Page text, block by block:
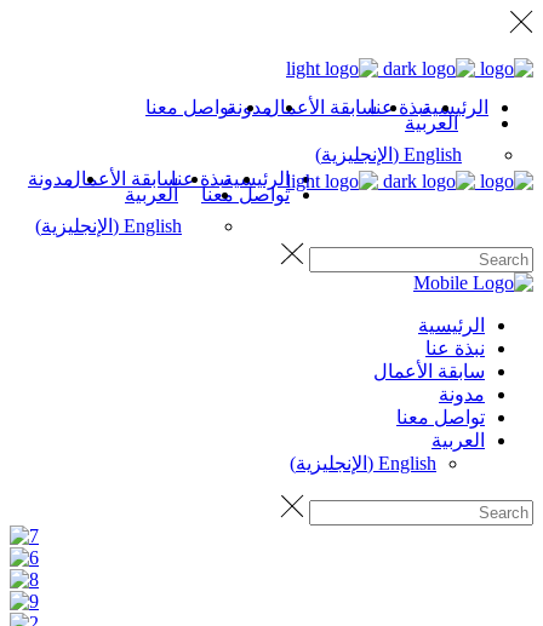
الرئيسيةنبذة عناسابقة الأعمالمدونةتواصل معنا
العربية
English
( الإنجليزية)
الرئيسيةنبذة عناسابقة الأعمالمدونة
تواصل معنا
العربية
English
( الإنجليزية)
الرئيسية
نبذة عنا
سابقة الأعمال
مدونة
تواصل معنا
العربية
English
( الإنجليزية)